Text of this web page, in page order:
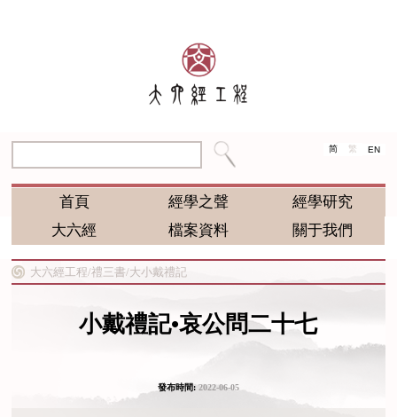
简 繁 EN
首頁 經學之聲
經學研究
大六經
檔案資料 關于我們
大六經工程/禮三書/大小戴禮記
小戴禮記•哀公問二十七
發布時間:2022-06-05